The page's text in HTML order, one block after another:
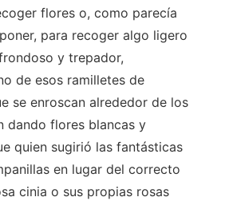
flores o, como parecía
para recoger algo ligero
y trepador,
de esos ramilletes de
se enroscan alrededor de los
dando flores blancas y
quien sugirió las fantásticas
en lugar del correcto
cinia o sus propias rosas